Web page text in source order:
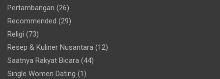
Pertambangan (26)
Recommended (29)
Religi (73)
Resep & Kuliner Nusantara (12)
Saatnya Rakyat Bicara (44)
Single Women Dating (1)